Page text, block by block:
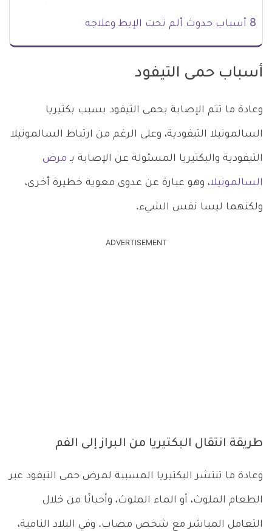
8 أسباب حدوث ألم تحت الإبط وعلاجه
أسباب حمى التيفود
وعادة ما تتم الإصابة بحمى التيفود بسبب بكتيريا
السالمونيلا التيفودية، وعلى الرغم من ارتباط السالمونيلا
التيفودية والبكتيريا المسئولة عن الإصابة بـ مرض
السالمونيلا، وهو عبارة عن عدوى معوية خطيرة أخرى،
ولكنهما ليسا نفس الشيء.
ADVERTISEMENT
طريقة انتقال البكتيريا من البراز إلى الفم
وعادة ما تنتشر البكتيريا المسببة لمرض حمى التيفود عبر
الطعام الملوث، أو الماء الملوث، وأحيانًا من خلال
التعامل المباشر مع شخص مصاب. وفي البلاد النامية،